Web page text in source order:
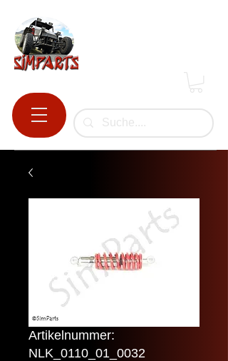
Artikelnummer:
NLK_0110_01_0032